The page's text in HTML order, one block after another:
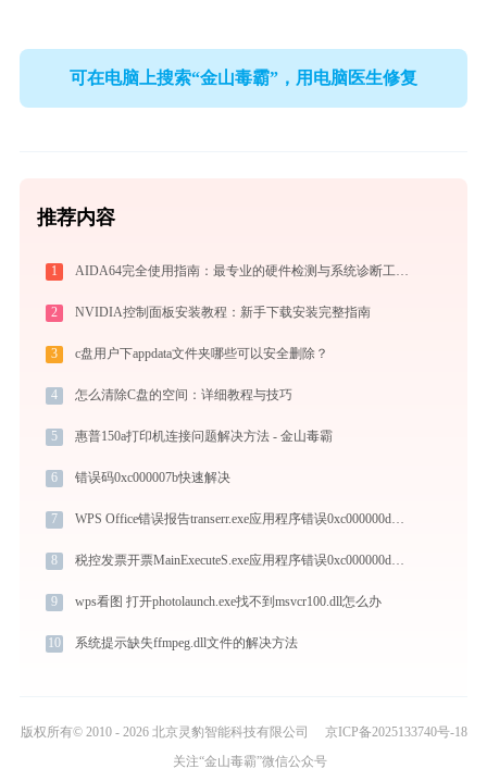
可在电脑上搜索“金山毒霸”，用电脑医生修复
推荐内容
1 AIDA64完全使用指南：最专业的硬件检测与系统诊断工具从入门到精通（2026最新）
2 NVIDIA控制面板安装教程：新手下载安装完整指南
3 c盘用户下appdata文件夹哪些可以安全删除？
4 怎么清除C盘的空间：详细教程与技巧
5 惠普150a打印机连接问题解决方法 - 金山毒霸
6 错误码0xc000007b快速解决
7 WPS Office错误报告transerr.exe应用程序错误0xc000000d解决方法
8 税控发票开票MainExecuteS.exe应用程序错误0xc000000d解决方法
9 wps看图 打开photolaunch.exe找不到msvcr100.dll怎么办
10 系统提示缺失ffmpeg.dll文件的解决方法
版权所有© 2010 - 2026 北京灵豹智能科技有限公司
京ICP备2025133740号-18
关注“金山毒霸”微信公众号